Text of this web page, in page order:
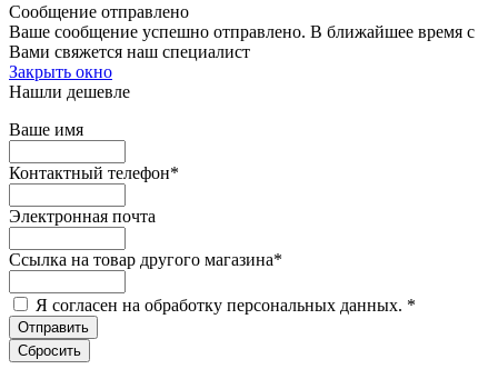
Сообщение отправлено
Ваше сообщение успешно отправлено. В ближайшее время с
Вами свяжется наш специалист
Закрыть окно
Нашли дешевле
Ваше имя
Контактный телефон*
Электронная почта
Ссылка на товар другого магазина*
Я согласен на обработку персональных данных. *